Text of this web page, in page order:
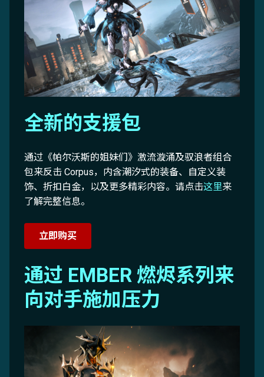
全新的支援包
通过《帕尔沃斯的姐妹们》激流漩涌及驭浪者组合
包来反击 Corpus，内含潮汐式的装备、自定义装
饰、折扣白金，以及更多精彩内容。请点击这里来
了解完整信息。
立即购买
通过 EMBER 燃烬系列来
向对手施加压力